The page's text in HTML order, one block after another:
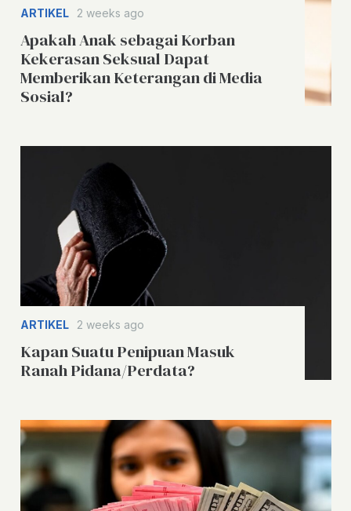
ARTIKEL 2 weeks ago
Apakah Anak sebagai Korban
Kekerasan Seksual Dapat
Memberikan Keterangan di Media
Sosial?
ARTIKEL 2 weeks ago
Kapan Suatu Penipuan Masuk
Ranah Pidana/Perdata?